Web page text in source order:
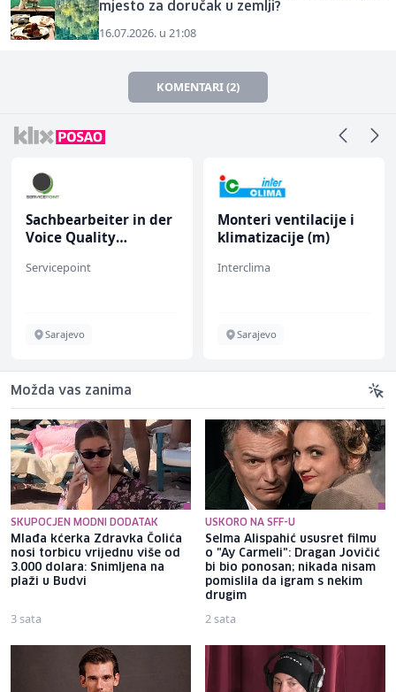
mjesto za doručak u zemlji?
16.07.2026. u 21:08
KOMENTARI (2)
Sachbearbeiter in der
Voice Quality
Servicepoint
Sarajevo
Monteri ventilacije i
klimatizacije (m)
Interclima
Sarajevo
Možda vas zanima
SKUPOCJEN MODNI DODATAK
Mlađa kćerka Zdravka Čolića
nosi torbicu vrijednu više od
3.000 dolara: Snimljena na
plaži u Budvi
3 sata
USKORO NA SFF-U
Selma Alispahić ususret filmu
o "Ay Carmeli": Dragan Jovičić
bi bio ponosan; nikada nisam
pomislila da igram s nekim
drugim
2 sata